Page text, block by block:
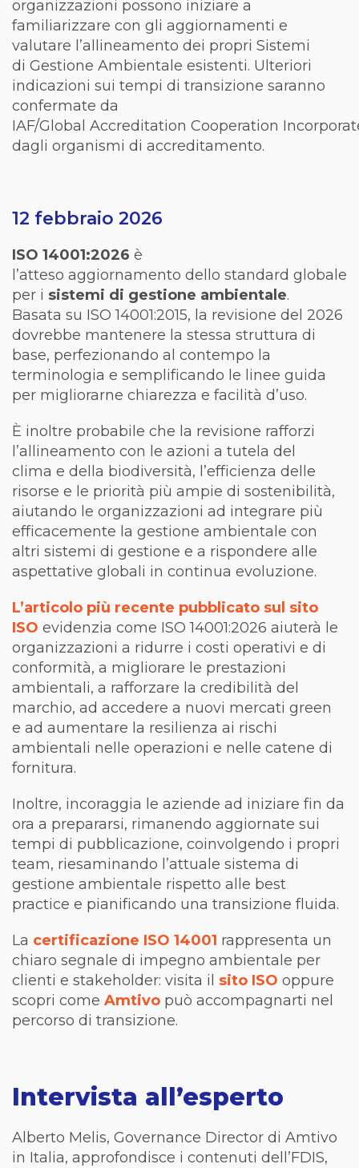
organizzazioni possono iniziare a
familiarizzare con gli aggiornamenti e
valutare l’allineamento dei propri Sistemi
di Gestione Ambientale esistenti. Ulteriori
indicazioni sui tempi di transizione saranno
confermate da
IAF/Global Accreditation Cooperation
dagli organismi di accreditamento.
12 febbraio 2026
ISO 14001:2026 è
l’atteso aggiornamento dello standard globale
per i sistemi di gestione ambientale.
Basata su ISO 14001:2015, la revisione del 2026
dovrebbe mantenere la stessa struttura di
base, perfezionando al contempo la
terminologia e semplificando le linee guida
per migliorarne chiarezza e facilità d’uso.
È inoltre probabile che la revisione rafforzi
l’allineamento con le azioni a tutela del
clima e della biodiversità, l’efficienza delle
risorse e le priorità più ampie di sostenibilità,
aiutando le organizzazioni ad integrare più
efficacemente la gestione ambientale con
altri sistemi di gestione e a rispondere alle
aspettative globali in continua evoluzione.
L’articolo più recente pubblicato sul sito
ISO evidenzia come ISO 14001:2026 aiuterà le
organizzazioni a ridurre i costi operativi e di
conformità, a migliorare le prestazioni
ambientali, a rafforzare la credibilità del
marchio, ad accedere a nuovi mercati green
e ad aumentare la resilienza ai rischi
ambientali nelle operazioni e nelle catene di
fornitura.
Inoltre, incoraggia le aziende ad iniziare fin da
ora a prepararsi, rimanendo aggiornate sui
tempi di pubblicazione, coinvolgendo i propri
team, riesaminando l’attuale sistema di
gestione ambientale rispetto alle best
practice e pianificando una transizione fluida.
La certificazione ISO 14001 rappresenta un
chiaro segnale di impegno ambientale per
clienti e stakeholder: visita il sito ISO oppure
scopri come Amtivo può accompagnarti nel
percorso di transizione.
Intervista all’esperto
Alberto Melis, Governance Director di Amtivo
in Italia, approfondisce i contenuti dell’FDIS,